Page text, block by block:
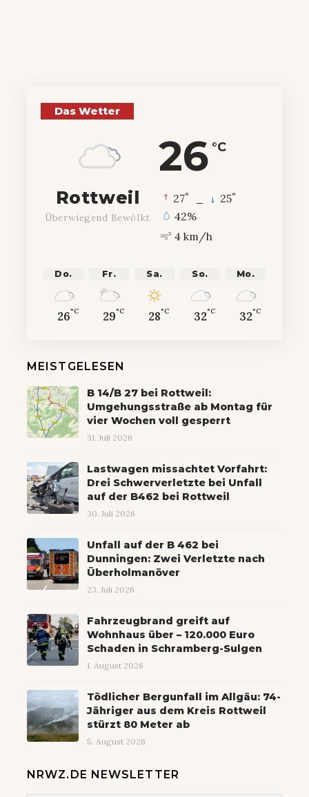
Das Wetter
26 °C
Rottweil
Überwiegend Bewölkt
27° 25°
42%
4 km/h
Do.
26°C
Fr.
29°C
Sa.
28°C
So.
32°C
Mo.
32°C
MEISTGELESEN
B 14/B 27 bei Rottweil:
Umgehungsstraße ab Montag für
vier Wochen voll gesperrt
31. Juli 2026
Lastwagen missachtet Vorfahrt:
Drei Schwerverletzte bei Unfall
auf der B462 bei Rottweil
30. Juli 2026
Unfall auf der B 462 bei
Dunningen: Zwei Verletzte nach
Überholmanöver
23. Juli 2026
Fahrzeugbrand greift auf
Wohnhaus über – 120.000 Euro
Schaden in Schramberg-Sulgen
1. August 2026
Tödlicher Bergunfall im Allgäu: 74-
Jähriger aus dem Kreis Rottweil
stürzt 80 Meter ab
5. August 2026
NRWZ.DE NEWSLETTER